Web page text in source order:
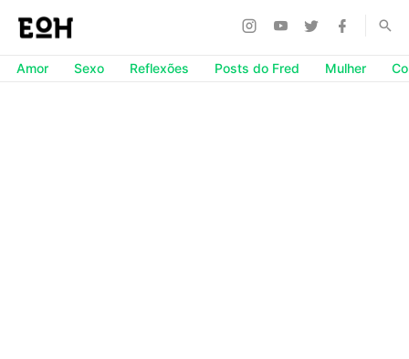
Amor Sexo Reflexões Posts do Fred Mulher